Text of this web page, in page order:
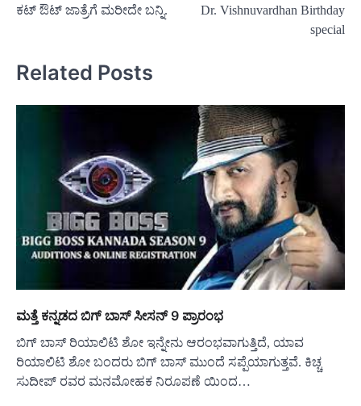
navigation
ಕಟ್ ಔಟ್ ಜಾತ್ರೆಗೆ ಮರೀದೇ ಬನ್ನಿ.
Dr. Vishnuvardhan Birthday
special
Related Posts
ಮತ್ತೆ ಕನ್ನಡದ ಬಿಗ್ ಬಾಸ್ ಸೀಸನ್ 9 ಪ್ರಾರಂಭ
ಬಿಗ್ ಬಾಸ್ ರಿಯಾಲಿಟಿ ಶೋ ಇನ್ನೇನು ಆರಂಭವಾಗುತ್ತಿದೆ, ಯಾವ
ರಿಯಾಲಿಟಿ ಶೋ ಬಂದರು ಬಿಗ್ ಬಾಸ್ ಮುಂದೆ ಸಪ್ಪೆಯಾಗುತ್ತವೆ. ಕಿಚ್ಚ
ಸುದೀಪ್ ರವರ ಮನಮೋಹಕ ನಿರೂಪಣೆ ಯಿಂದ…